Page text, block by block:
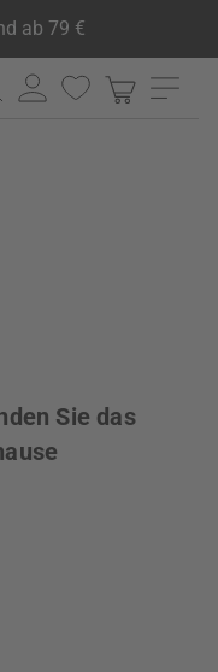
ab 79 €
Sie das